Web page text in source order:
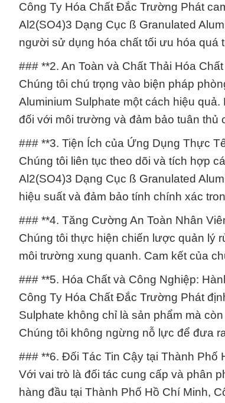
Công Ty Hóa Chất Đắc Trường Phát
Al2(SO4)3 Dạng Cục ß Granulated
người sử dụng hóa chất tối ưu hóa quá
### **2. An Toàn và Chất Thải Hóa
Chúng tôi chú trọng vào biện pháp
Aluminium Sulphate một cách hiệu
đối với môi trường và đảm bảo tuân thủ
### **3. Tiện Ích của Ứng Dụng Thực
Chúng tôi liên tục theo dõi và tích hợp
Al2(SO4)3 Dạng Cục ß Granulated
hiệu suất và đảm bảo tính chính xác
### **4. Tăng Cường An Toàn Nhân
Chúng tôi thực hiện chiến lược quản lý
môi trường xung quanh. Cam kết của
### **5. Hóa Chất và Công Nghiệp:
Công Ty Hóa Chất Đắc Trường Phát
Sulphate không chỉ là sản phẩm mà
Chúng tôi không ngừng nỗ lực để đưa
### **6. Đối Tác Tin Cậy tại Thành Phố
Với vai trò là đối tác cung cấp và phân
hàng đầu tại Thành Phố Hồ Chí Minh,